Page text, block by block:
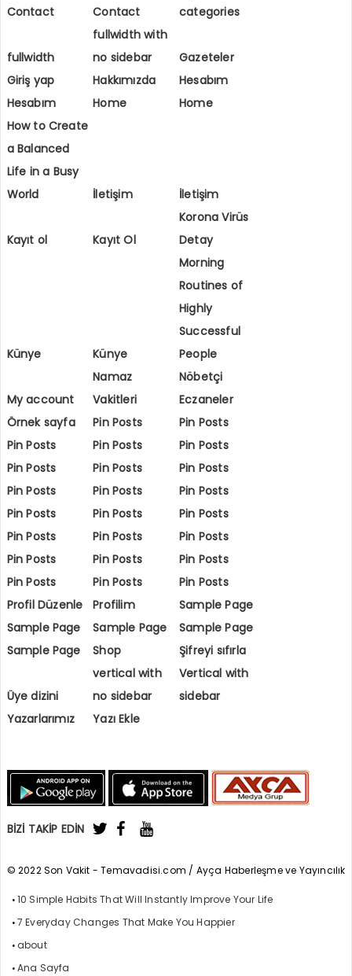
Contact Contact
categories
fullwidth
fullwidth with
no sidebar
Gazeteler
Giriş yap
Hakkımızda
Hesabım
Hesabım
Home
Home
How to Create
a Balanced
Life in a Busy
World
İletişim İletişim
Kayıt ol Kayıt Ol
Korona Virüs
Detay
Künye Künye
Morning
Routines of
Highly
Successful
People
My account
Namaz
Vakitleri
Nöbetçi
Eczaneler
Örnek sayfa
Pin Posts
Pin Posts
Pin Posts
Pin Posts
Pin Posts
Pin Posts
Pin Posts
Pin Posts
Pin Posts
Pin Posts
Pin Posts
Pin Posts
Pin Posts
Pin Posts
Pin Posts
Pin Posts
Pin Posts
Pin Posts
Pin Posts
Pin Posts
Pin Posts
Pin Posts
Pin Posts
Profil Düzenle
Profilim
Sample Page
Sample Page
Sample Page
Sample Page
Sample Page
Shop Şifreyi sıfırla
Üye dizini
vertical with
no sidebar
Vertical with
sidebar
Yazarlarımız
Yazı Ekle
BİZİ TAKİP EDİN
© 2022 Son Vakit - Temavadisi.com / Ayça Haberleşme ve Yayıncılık
10 Simple Habits That Will Instantly Improve Your Life
7 Everyday Changes That Make You Happier
about
Ana Sayfa